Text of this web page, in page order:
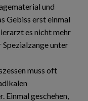
und
Gebiss erst einmal
es nicht mehr
Spezialzange unter
muss oft
Einmal geschehen,